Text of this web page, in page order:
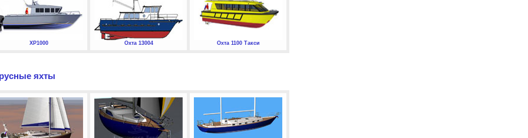
XP1000 Охта 13004 Охта 1100 Такси
яхты